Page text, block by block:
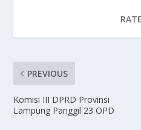
PREVIOUS
Komisi III DPRD Provinsi
Lampung Panggil 23 OPD